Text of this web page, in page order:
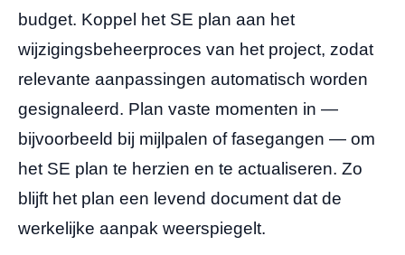
budget. Koppel het SE plan aan het
wijzigingsbeheerproces van het project, zodat
relevante aanpassingen automatisch worden
gesignaleerd. Plan vaste momenten in —
bijvoorbeeld bij mijlpalen of fasegangen — om
het SE plan te herzien en te actualiseren. Zo
blijft het plan een levend document dat de
werkelijke aanpak weerspiegelt.